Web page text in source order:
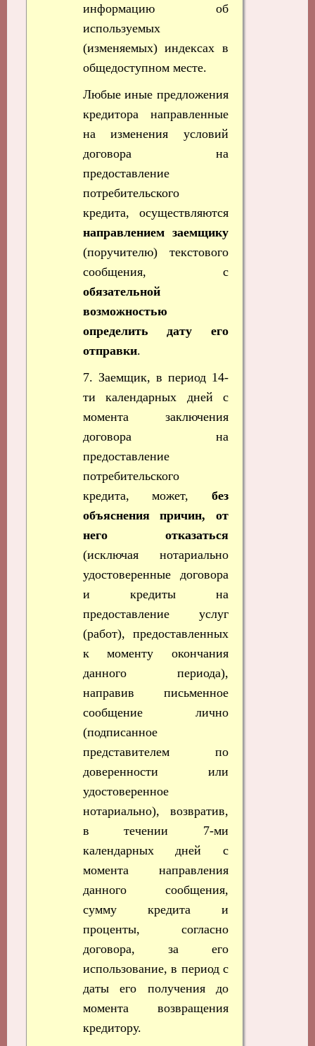
информацию об
используемых
(изменяемых) индексах в
общедоступном месте.
Любые иные предложения
кредитора направленные
на изменения условий
договора на
предоставление
потребительского
кредита, осуществляются
направлением заемщику
(поручителю) текстового
сообщения, с
обязательной
возможностью
определить дату его
отправки.
7. Заемщик, в период 14-
ти календарных дней с
момента заключения
договора на
предоставление
потребительского
кредита, может, без
объяснения причин, от
него отказаться
(исключая нотариально
удостоверенные договора
и кредиты на
предоставление услуг
(работ), предоставленных
к моменту окончания
данного периода),
направив письменное
сообщение лично
(подписанное
представителем по
доверенности или
удостоверенное
нотариально), возвратив,
в течении 7-ми
календарных дней с
момента направления
данного сообщения,
сумму кредита и
проценты, согласно
договора, за его
использование, в период с
даты его получения до
момента возвращения
кредитору.